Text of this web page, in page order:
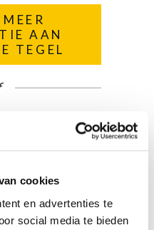
cookies
en advertenties te
social media te bieden
AAN
TEGEL